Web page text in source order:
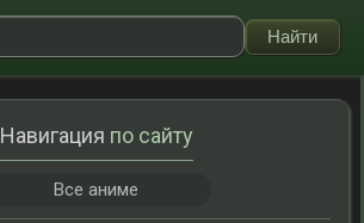
Навигация по сайту
Все аниме